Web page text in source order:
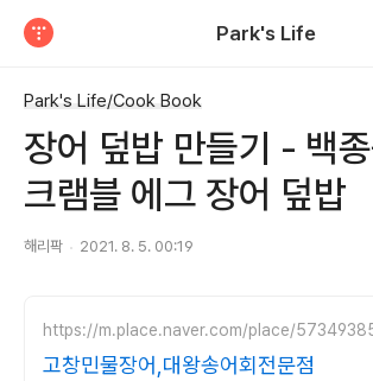
Park's Life
Park's Life/Cook Book
장어 덮밥 만들기 - 백
크램블 에그 장어 덮밥
해리팍 2021. 8. 5. 00:19
https://m.place.naver.com/place/
고창민물장어,대왕송어회전문점